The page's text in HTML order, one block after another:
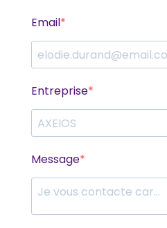
Email
Entreprise
Message